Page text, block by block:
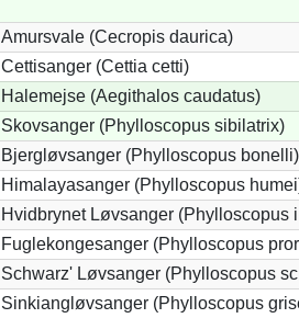
Amursvale (Cecropis daurica)
Cettisanger (Cettia cetti)
Halemejse (Aegithalos caudatus)
Skovsanger (Phylloscopus sibilatrix)
Bjergløvsanger (Phylloscopus bonelli)
Himalayasanger (Phylloscopus
Hvidbrynet Løvsanger (Phylloscopus
Fuglekongesanger (Phylloscopus
Schwarz' Løvsanger (Phylloscopus
Sinkiangløvsanger (Phylloscopus